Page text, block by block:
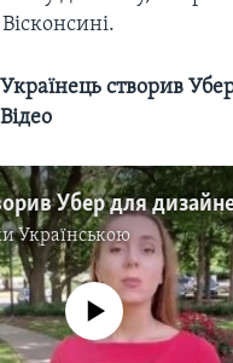
Українець створив
Українською
source currently